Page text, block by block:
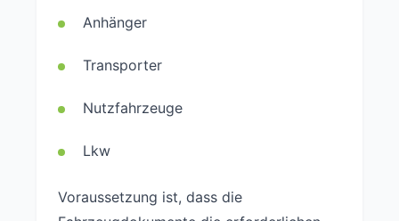
Anhänger
Transporter
Nutzfahrzeuge
Lkw
Voraussetzung ist, dass die